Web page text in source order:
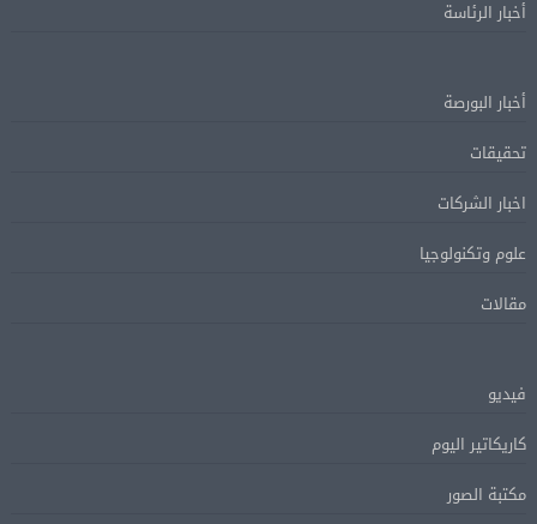
أخبار الرئاسة
أخبار البورصة
تحقيقات
اخبار الشركات
علوم وتكنولوجيا
مقالات
فيديو
كاريكاتير اليوم
مكتبة الصور